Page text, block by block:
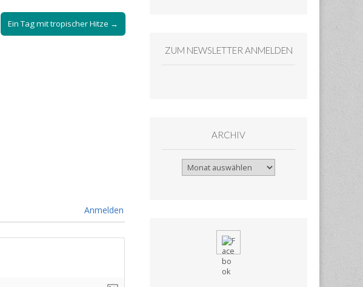
Ein Tag mit tropischer Hitze →
Anmelden
ZUM NEWSLETTER ANMELDEN
ARCHIV
Archiv